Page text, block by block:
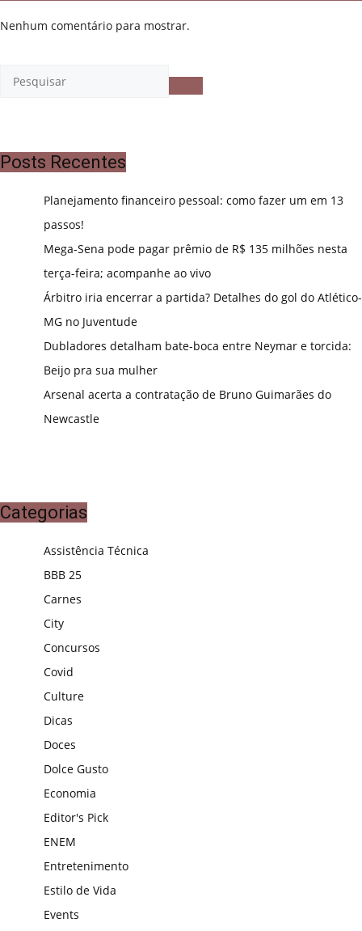
Nenhum comentário para mostrar.
Posts Recentes
Planejamento financeiro pessoal: como fazer um em 13
passos!
Mega-Sena pode pagar prêmio de R$ 135 milhões nesta
terça-feira; acompanhe ao vivo
Árbitro iria encerrar a partida? Detalhes do gol do Atlético-
MG no Juventude
Dubladores detalham bate-boca entre Neymar e torcida:
Beijo pra sua mulher
Arsenal acerta a contratação de Bruno Guimarães do
Newcastle
Categorias
Assistência Técnica
BBB 25
Carnes
City
Concursos
Covid
Culture
Dicas
Doces
Dolce Gusto
Economia
Editor's Pick
ENEM
Entretenimento
Estilo de Vida
Events